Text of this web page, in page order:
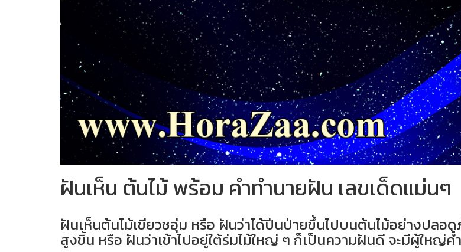
ฝันเห็น ต้นไม้ พร้อม คำทำนายฝัน เลขเด็ดแม่นๆ
ฝันเห็นต้นไม้เขียวชอุ่ม หรือ ฝันว่าได้ปีนป่ายขึ้นไปบนต้นไม้อย่างปลอ
สูงขึ้น หรือ ฝันว่าเข้าไปอยู่ใต้ร่มไม้ใหญ่ ๆ ก็เป็นความฝันดี จะมีผู้ใหญ่ค้